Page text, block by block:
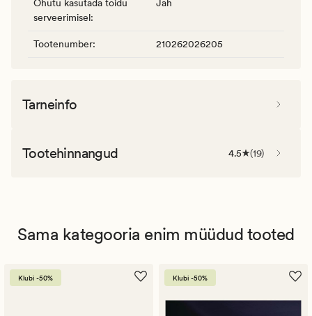
Ohutu kasutada toidu
serveerimisel:
Jah
Tootenumber: 210262026205
Tarneinfo
Tootehinnangud 4.5 (19)
Sama kategooria enim müüdud tooted
Klubi -50% Klubi -50%